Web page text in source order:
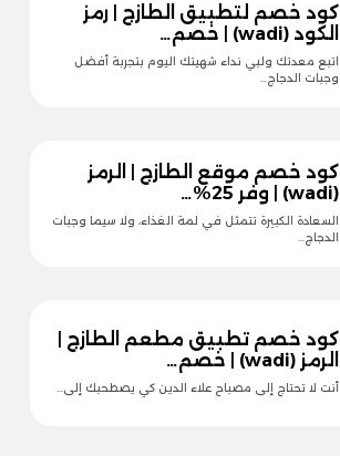
كود خصم لتطبيق الطازج | رمز
الكود (wadi) | خصم…
اتبع معدتك ولبي نداء شهيتك اليوم بتجربة أفضل
وجبات الدجاج…
كود خصم موقع الطازج | الرمز
(wadi) | وفر 25%…
السعادة الكبيرة تتمثل في لمة الغذاء، ولا سيما وجبات
الدجاج…
كود خصم تطبيق مطعم الطازج |
الرمز (wadi) | خصم…
أنت لا تحتاج إلى مصباح علاء الدين كي يصطحبك إلى…